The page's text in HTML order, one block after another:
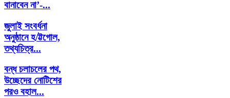
বানাবেন না’-...
জুলাই সংবর্ধনা
অনুষ্ঠানে হ/ট্টগোল,
তথ্যচিত্র...
বন্ধ চলাচলের পথ,
উচ্ছেদের নোটিশের
পরও বহাল...